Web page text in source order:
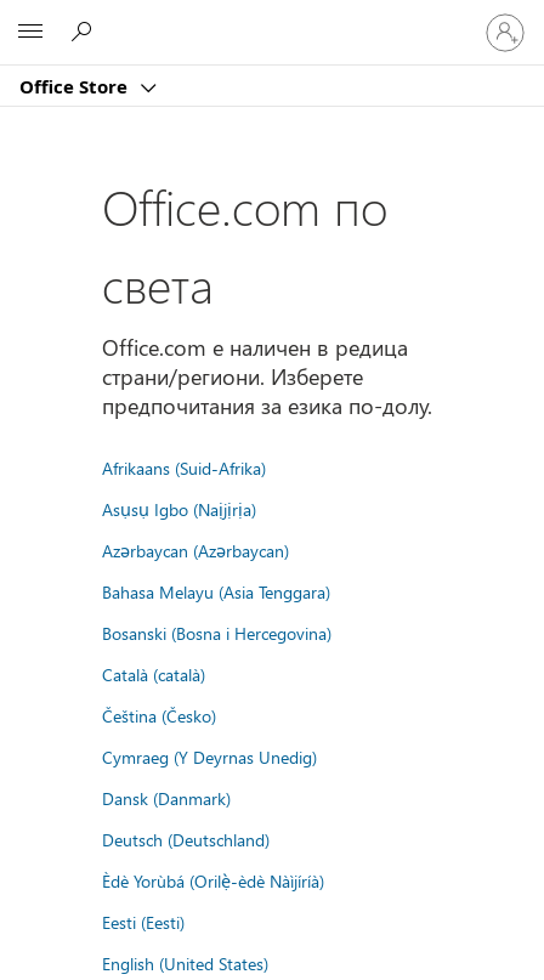
Office Store
Влезте
във
вашия
Office.com по
света
Office.com е наличен в редица
страни/региони. Изберете
предпочитания за езика по-долу.
Afrikaans (Suid-Afrika)
Asụsụ Igbo (Naịjịrịa)
Azərbaycan (Azərbaycan)
Bahasa Melayu (Asia Tenggara)
Bosanski (Bosna i Hercegovina)
Català (català)
Čeština (Česko)
Cymraeg (Y Deyrnas Unedig)
Dansk (Danmark)
Deutsch (Deutschland)
Èdè Yorùbá (Orilẹ̀-èdè Nàìjíríà)
Eesti (Eesti)
English (United States)